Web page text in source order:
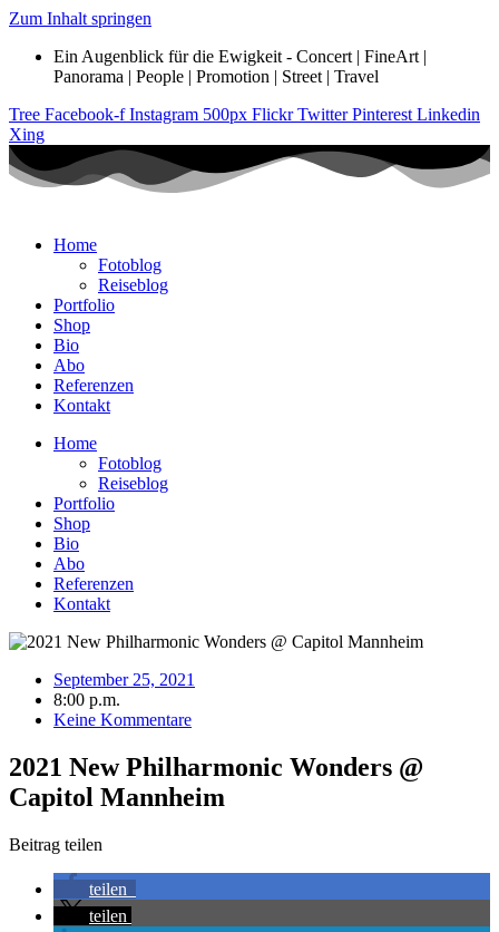
Zum Inhalt springen
Ein Augenblick für die Ewigkeit - Concert | FineArt |
Panorama | People | Promotion | Street | Travel
Tree Facebook-f Instagram 500px Flickr Twitter Pinterest Linkedin
Xing
Home
Fotoblog
Reiseblog
Portfolio
Shop
Bio
Abo
Referenzen
Kontakt
Home
Fotoblog
Reiseblog
Portfolio
Shop
Bio
Abo
Referenzen
Kontakt
September 25, 2021
8:00 p.m.
Keine Kommentare
2021 New Philharmonic Wonders @
Capitol Mannheim
Beitrag teilen
teilen
teilen